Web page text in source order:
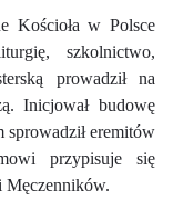
Kościoła w Polsce
szkolnictwo,
prowadził na
Inicjował budowę
sprowadził eremitów
przypisuje się
Męczenników.